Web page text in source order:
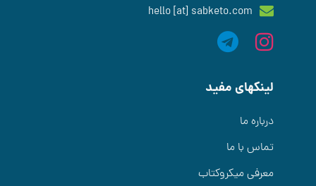
hello [at] sabketo.com
لینکهای مفید
درباره ما
تماس با ما
معرفی میکروکتاب